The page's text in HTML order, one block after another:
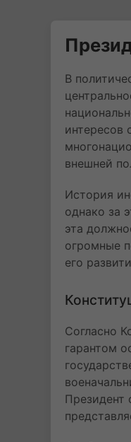
В
интересов
внешней
История
однако за
эта
огромные
его
Согласно
гарантом
Президент